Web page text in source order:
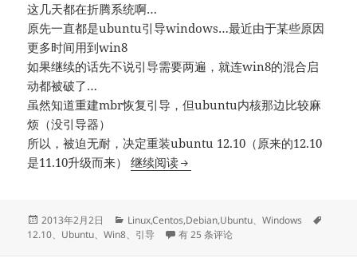
这几天都在折腾系统啊…
原先一直都是ubuntu引导windows…最近由于某些原因
更多时间用到win8
如果继续的话先不说引导需要两遍，就连win8的混合启
动都被破了…
虽然知道重建mbr恢复引导，但ubuntu内核那边比较麻
烦（没引导器）
所以，被迫无耐，决定重装ubuntu 12.10（原来的12.10
是11.10升级而来）继续阅读折腾，重装ubuntu 12.10及修改
发
布
2013年2月2日
分
类
Linux,Centos,Debian,Ubuntu、Windows
12.10、 Ubuntu、Win8、 引导 折腾，重装ubuntu 12.10及修改为win8引
有 25 条评论